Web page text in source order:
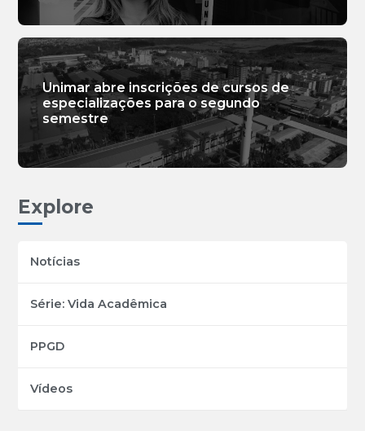
Unimar abre inscrições de cursos de
especializações para o segundo
semestre
Explore
Notícias
Série: Vida Acadêmica
PPGD
Vídeos